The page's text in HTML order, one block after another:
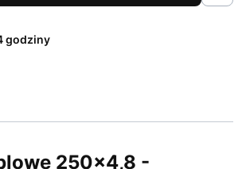
godziny
250x4,8 -